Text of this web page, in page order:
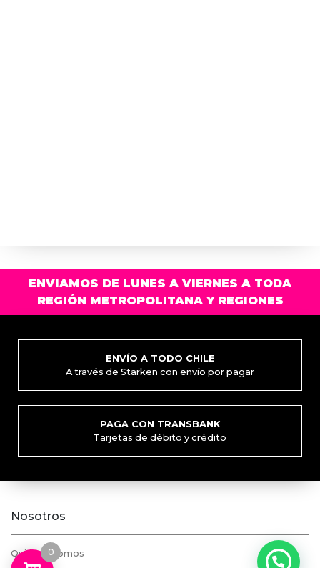
ENVIAMOS DE LUNES A VIERNES A TODA
REGIÓN METROPOLITANA Y REGIONES
ENVÍO A TODO CHILE
A través de Starken con envío por pagar
PAGA CON TRANSBANK
Tarjetas de débito y crédito
Nosotros
Quiénes somos
0